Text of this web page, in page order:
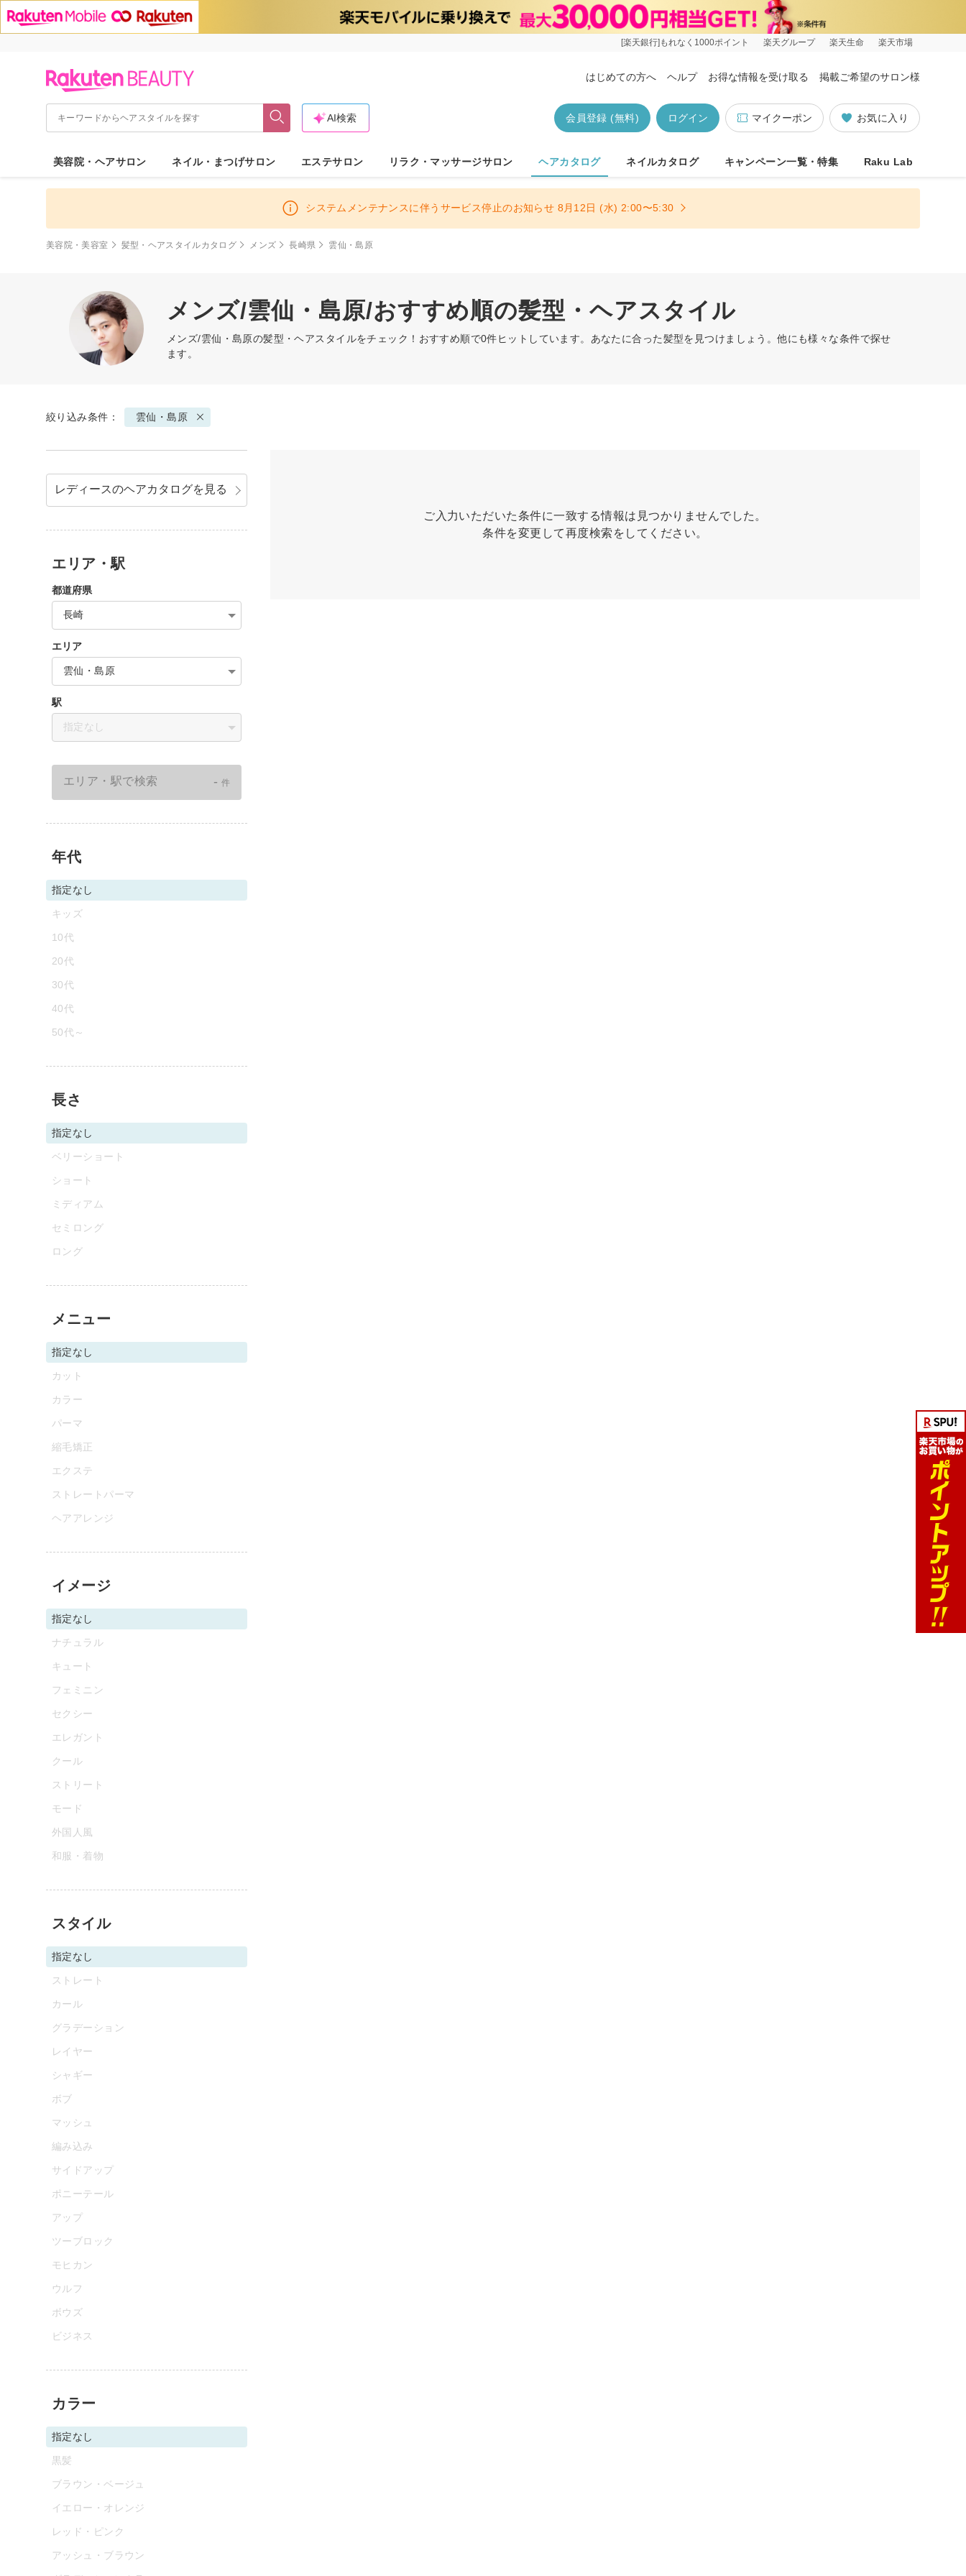
[楽天銀行]もれなく1000ポイント 楽天グループ 楽天生命 楽天市場
はじめての方へ ヘルプ お得な情報を受け取る 掲載ご希望のサロン様
お気に入り
マイクーポン
ログイン
会員登録 (無料)
AI検索
美容院・ヘアサロン ネイル・まつげサロン エステサロン リラク・マッサージサロン ヘアカタログ ネイルカタログ キャンペーン一覧・特集 Raku Lab
システムメンテナンスに伴うサービス停止のお知らせ 8月12日 (水) 2:00〜5:30
美容院・美容室 髪型・ヘアスタイルカタログ メンズ 長崎県 雲仙・島原
メンズ/雲仙・島原/おすすめ順の髪型・ヘアスタイル
メンズ/雲仙・島原の髪型・ヘアスタイルをチェック！おすすめ順で0件ヒットしています。あなたに合った髪型を見つけましょう。他にも様々な条件で探せ
ます。
絞り込み条件： 雲仙・島原
ご入力いただいた条件に一致する情報は見つかりませんでした。
条件を変更して再度検索をしてください。
レディースのヘアカタログを見る
エリア・駅
都道府県
長崎
エリア
雲仙・島原
駅
指定なし
エリア・駅で検索 - 件
年代
指定なし
キッズ
10代
20代
30代
40代
50代～
長さ
指定なし
ベリーショート
ショート
ミディアム
セミロング
ロング
メニュー
指定なし
カット
カラー
パーマ
縮毛矯正
エクステ
ストレートパーマ
ヘアアレンジ
イメージ
指定なし
ナチュラル
キュート
フェミニン
セクシー
エレガント
クール
ストリート
モード
外国人風
和服・着物
スタイル
指定なし
ストレート
カール
グラデーション
レイヤー
シャギー
ボブ
マッシュ
編み込み
サイドアップ
ポニーテール
アップ
ツーブロック
モヒカン
ウルフ
ボウズ
ビジネス
カラー
指定なし
黒髪
ブラウン・ベージュ
イエロー・オレンジ
レッド・ピンク
アッシュ・ブラウン